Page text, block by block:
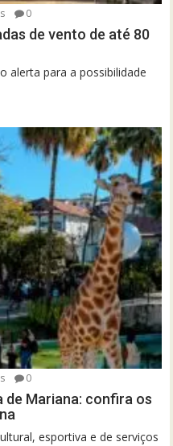
0
de vento de até 80
alerta para a possibilidade
0
Mariana: confira os
esportiva e de serviços